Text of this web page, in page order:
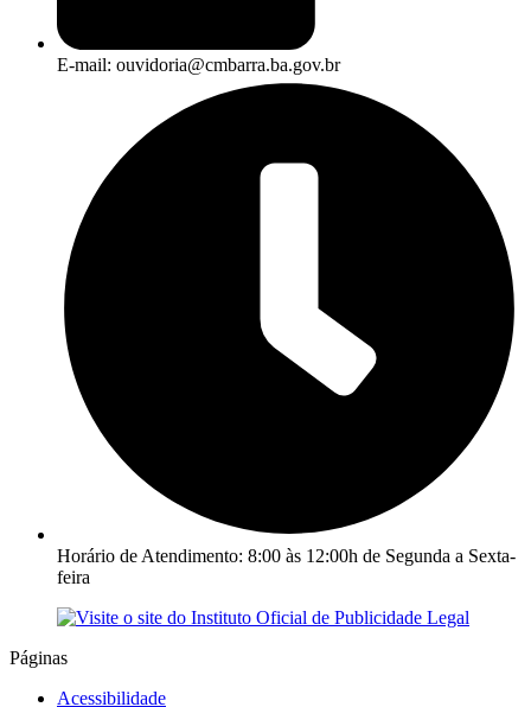
E-mail: ouvidoria@cmbarra.ba.gov.br
Horário de Atendimento: 8:00 às 12:00h de Segunda a Sexta-
feira
Páginas
Acessibilidade